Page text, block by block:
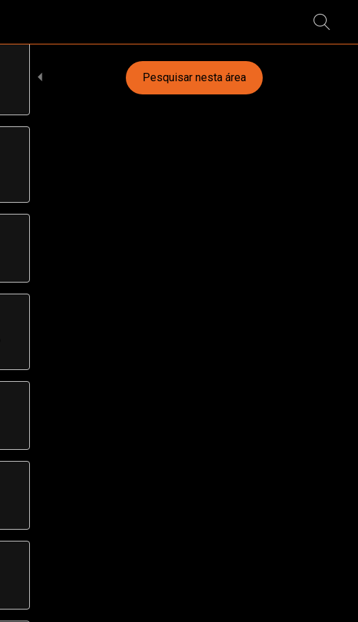
Pesquisar nesta área